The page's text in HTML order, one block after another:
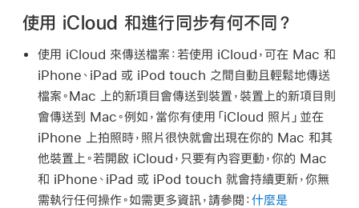
使用 iCloud 和進行同步有何不同？
使用 iCloud 來傳送檔案： 若使用 iCloud，可在 Mac 和
iPhone、iPad 或 iPod touch 之間自動且輕鬆地傳送
檔案。Mac 上的新項目會傳送到裝置，裝置上的新項目則
會傳送到 Mac。例如，當你有使用「iCloud 照片」並在
iPhone 上拍照時，照片很快就會出現在你的 Mac 和其
他裝置上。若開啟 iCloud，只要有內容更動，你的 Mac
和 iPhone、iPad 或 iPod touch 就會持續更新，你無
需執行任何操作。如需更多資訊，請參閱：什麼是